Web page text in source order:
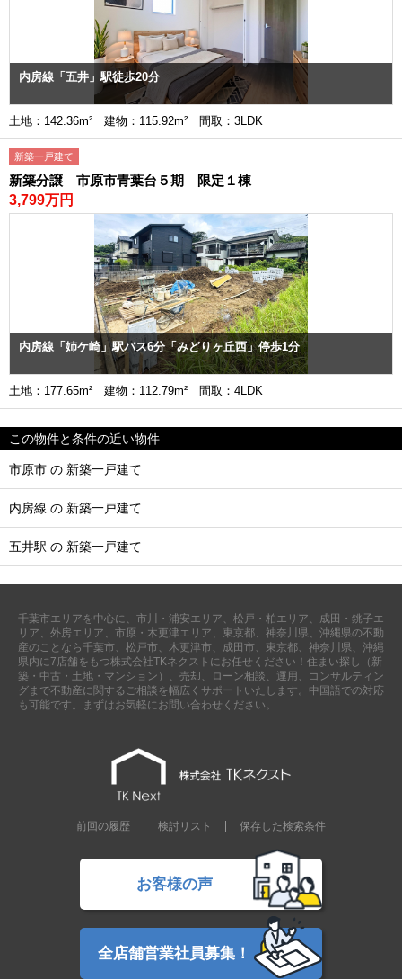
内房線「五井」駅徒歩20分
土地：142.36m² 建物：115.92m² 間取：3LDK
新築一戸建て
新築分譲 市原市青葉台５期 限定１棟
3,799万円
内房線「姉ケ崎」駅バス6分「みどりヶ丘西」停歩1分
土地：177.65m² 建物：112.79m² 間取：4LDK
この物件と条件の近い物件
市原市 の 新築一戸建て
内房線 の 新築一戸建て
五井駅 の 新築一戸建て
千葉市エリアを中心に、市川・浦安エリア、松戸・柏エリア、成田・銚子エ
リア、外房エリア、市原・木更津エリア、東京都、神奈川県、沖縄県の不動
産のことなら千葉市、松戸市、木更津市、成田市、東京都、神奈川県、沖縄
県内に7店舗をもつ株式会社TKネクストにお任せください！住まい探し（新
築・中古・土地・マンション）、売却、ローン相談、運用、コンサルティン
グまで不動産に関するご相談を幅広くサポートいたします。中国語での対応
も可能です。まずはお気軽にお問い合わせください。
前回の履歴 検討リスト 保存した検索条件
お客様の声
全店舗営業社員募集！